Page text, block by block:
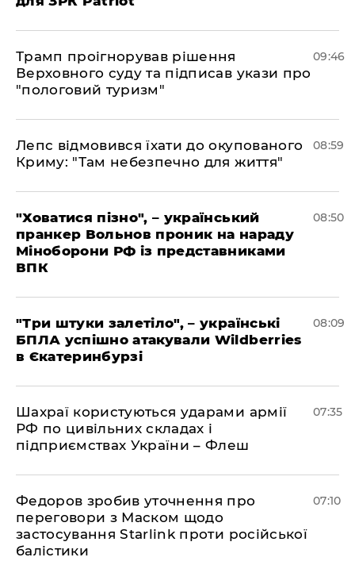
Трамп проігнорував рішення
Верховного суду та підписав укази про
"пологовий туризм"
09:46
Лепс відмовився їхати до окупованого
Криму: "Там небезпечно для життя"
08:59
"Ховатися пізно", – український
пранкер Вольнов проник на нараду
Міноборони РФ із представниками
ВПК
08:50
"Три штуки залетіло", – українські
БПЛА успішно атакували Wildberries
в Єкатеринбурзі
08:09
Шахраї користуються ударами армії
РФ по цивільних складах і
підприємствах України – Флеш
07:35
Федоров зробив уточнення про
переговори з Маском щодо
застосування Starlink проти російської
балістики
07:10